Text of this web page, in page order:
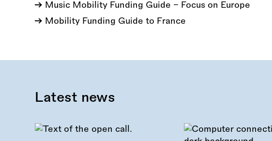
Music Mobility Funding Guide - Focus on Europe
Mobility Funding Guide to France
Latest news